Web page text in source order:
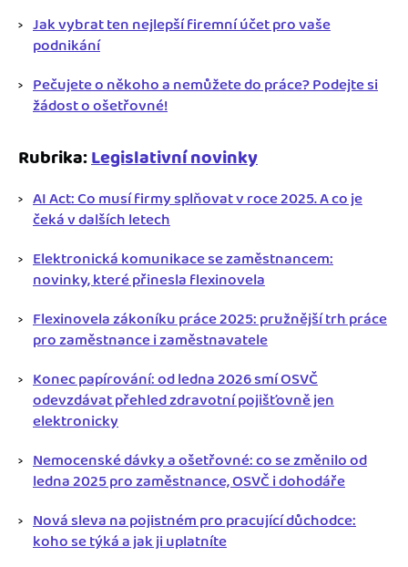
Jak vybrat ten nejlepší firemní účet pro vaše
podnikání
Pečujete o někoho a nemůžete do práce? Podejte si
žádost o ošetřovné!
Rubrika:Legislativní novinky
AI Act: Co musí firmy splňovat v roce 2025. A co je
čeká v dalších letech
Elektronická komunikace se zaměstnancem:
novinky, které přinesla flexinovela
Flexinovela zákoníku práce 2025: pružnější trh práce
pro zaměstnance i zaměstnavatele
Konec papírování: od ledna 2026 smí OSVČ
odevzdávat přehled zdravotní pojišťovně jen
elektronicky
Nemocenské dávky a ošetřovné: co se změnilo od
ledna 2025 pro zaměstnance, OSVČ i dohodáře
Nová sleva na pojistném pro pracující důchodce:
koho se týká a jak ji uplatníte